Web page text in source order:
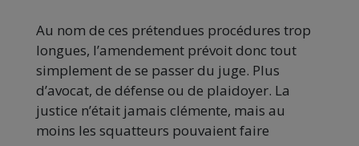
Au nom de ces prétendues procédures trop
longues, l’amendement prévoit donc tout
simplement de se passer du juge. Plus
d’avocat, de défense ou de plaidoyer. La
justice n’était jamais clémente, mais au
moins les squatteurs pouvaient faire